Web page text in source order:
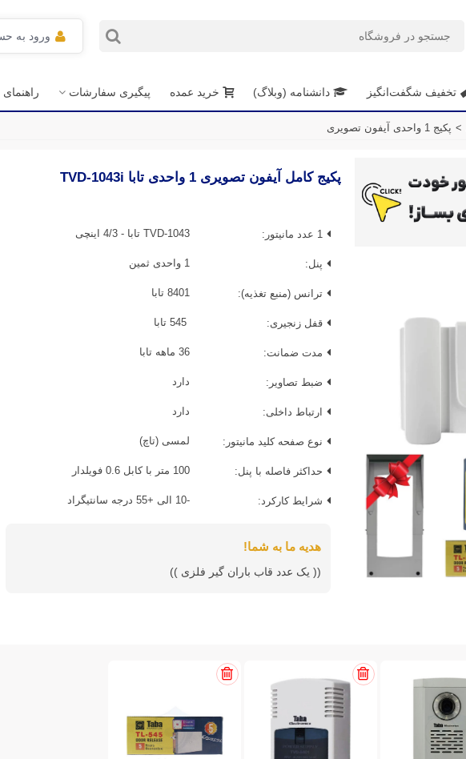
ورود به
تخفیف شگفت‌انگیز دانشنامه (وبلاگ) خرید عمده پیگیری سفارشات راهنمای
> پکیج 1 واحدی آیفون تصویری
پکیج کامل آیفون تصویری 1 واحدی تابا TVD-1043i
1 عدد مانیتور: TVD-1043 تابا - 4/3 اینچی
پنل: 1 واحدی ثمین
ترانس (منبع تغذیه): 8401 تابا
قفل زنجیری: 545 تابا
مدت ضمانت: 36 ماهه تابا
ضبط تصاویر: دارد
ارتباط داخلی: دارد
نوع صفحه کلید مانیتور: لمسی (تاچ)
حداکثر فاصله با پنل: 100 متر با کابل 0.6 فویلدار
شرایط کارکرد: -10 الی +55 درجه سانتیگراد
هدیه ما به شما!
(( یک عدد قاب باران گیر فلزی ))